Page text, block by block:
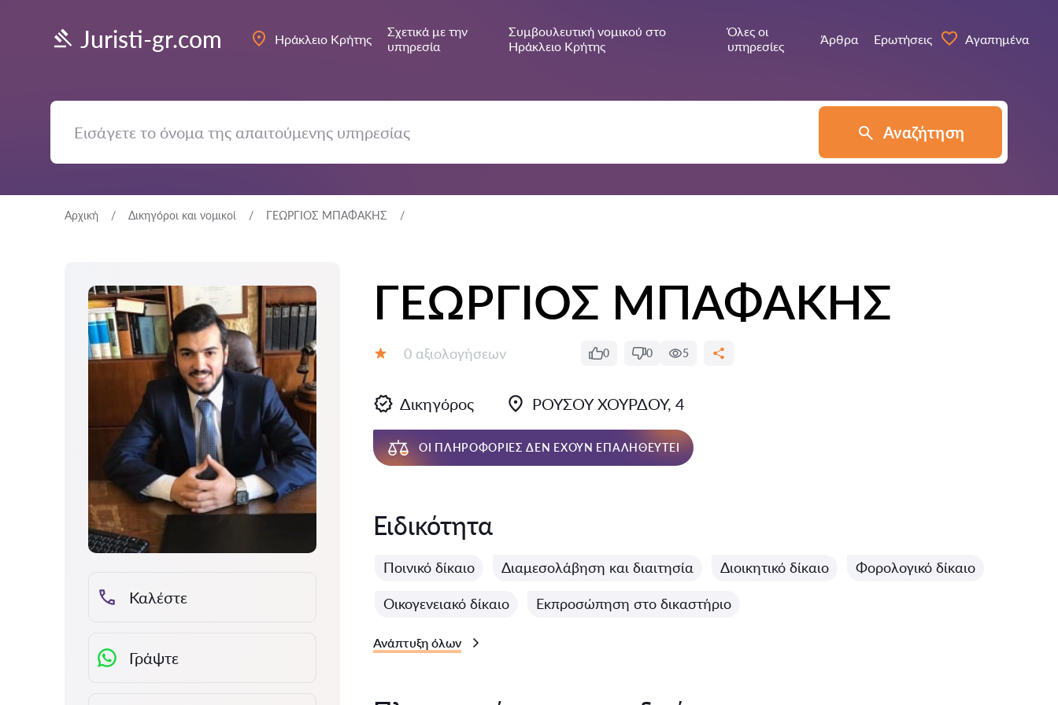
Juristi-gr.com Ηράκλειο Κρήτης
Σχετικά με την
υπηρεσία
Συμβουλευτική νομικού στο
Ηράκλειο Κρήτης
Όλες οι
υπηρεσίες
Άρθρα Ερωτήσεις Αγαπημένα
Αναζήτηση
Αρχική Δικηγόροι και νομικοί ΓΕΩΡΓΙΟΣ ΜΠΑΦΑΚΗΣ
Καλέστε
Γράψτε
ΓΕΩΡΓΙΟΣ ΜΠΑΦΑΚΗΣ
Αξιολογήσεις:
0 αξιολογήσεων 0 0 5
Δικηγόρος ΡΟΥΣΟΥ ΧΟΥΡΔΟΥ, 4
ΟΙ ΠΛΗΡΟΦΟΡΊΕΣ ΔΕΝ ΈΧΟΥΝ ΕΠΑΛΗΘΕΥΤΕΊ
Ειδικότητα
Ποινικό δίκαιο Διαμεσολάβηση και διαιτησία Διοικητικό δίκαιο Φορολογικό δίκαιο
Οικογενειακό δίκαιο Εκπροσώπηση στο δικαστήριο
Ανάπτυξη όλων